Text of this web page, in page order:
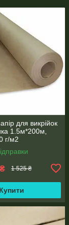
для викрійок
1.5м*200м,
г/м2
₴ 1 525 ₴
Купити